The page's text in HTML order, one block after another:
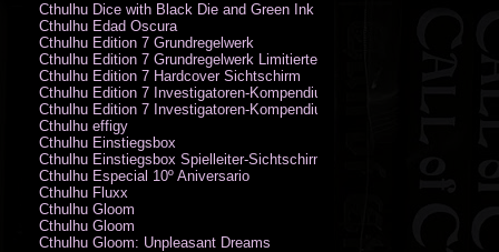
Cthulhu Dice with Black Die and Green Ink
Cthulhu Edad Oscura
Cthulhu Edition 7 Grundregelwerk
Cthulhu Edition 7 Grundregelwerk Limitierte Edition
Cthulhu Edition 7 Hardcover Sichtschirm
Cthulhu Edition 7 Investigatoren-Kompendium
Cthulhu Edition 7 Investigatoren-Kompendium Limitierte Edition
Cthulhu effigy
Cthulhu Einstiegsbox
Cthulhu Einstiegsbox Spielleiter-Sichtschirm
Cthulhu Especial 10º Aniversario
Cthulhu Fluxx
Cthulhu Gloom
Cthulhu Gloom
Cthulhu Gloom: Unpleasant Dreams